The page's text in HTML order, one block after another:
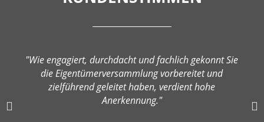
"Wie engagiert, durchdacht und fachlich gekonnt Sie
die Eigentümerversammlung vorbereitet und
zielführend geleitet haben, verdient hohe
Anerkennung."